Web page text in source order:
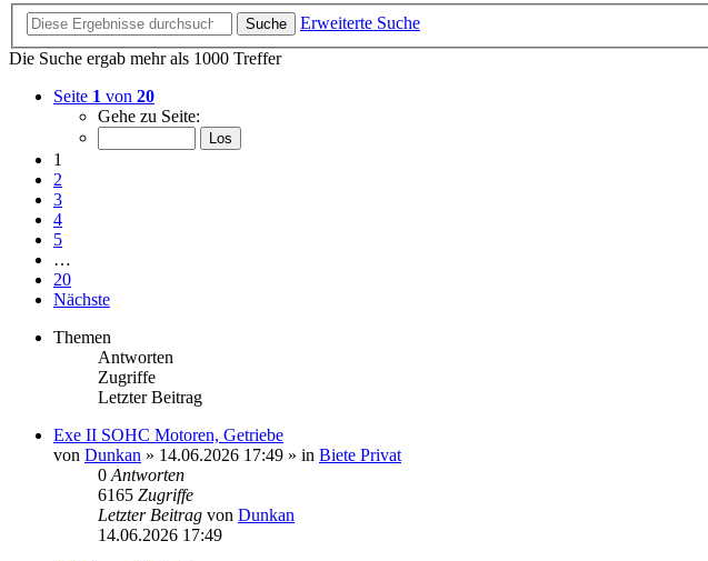
Suche
Erweiterte Suche
Die Suche ergab mehr als 1000 Treffer
Seite 1 von 20
Gehe zu Seite:
1
2
3
4
5
…
20
Nächste
Themen
Antworten
Zugriffe
Letzter Beitrag
Exe II SOHC Motoren, Getriebe
von Dunkan » 14.06.2026 17:49 » in Biete Privat
0 Antworten
6165 Zugriffe
Letzter Beitrag von Dunkan
14.06.2026 17:49